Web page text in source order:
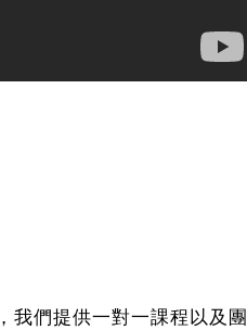
我們提供一對一課程以及團